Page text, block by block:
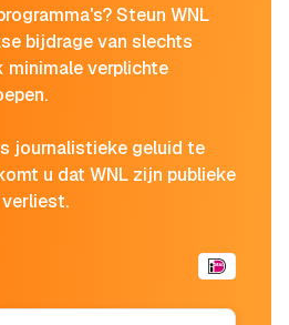
Steun WNL
bijdrage van slechts
verplichte
journalistieke geluid te
u dat WNL zijn publieke